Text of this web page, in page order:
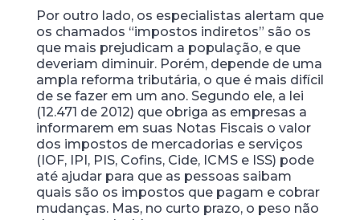
Por outro lado, os especialistas alertam que
os chamados “impostos indiretos” são os
que mais prejudicam a população, e que
deveriam diminuir. Porém, depende de uma
ampla reforma tributária, o que é mais difícil
de se fazer em um ano. Segundo ele, a lei
(12.471 de 2012) que obriga as empresas a
informarem em suas Notas Fiscais o valor
dos impostos de mercadorias e serviços
(IOF, IPI, PIS, Cofins, Cide, ICMS e ISS) pode
até ajudar para que as pessoas saibam
quais são os impostos que pagam e cobrar
mudanças. Mas, no curto prazo, o peso não